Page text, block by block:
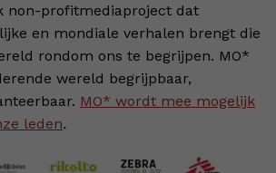
non-profitmediaproject dat
en mondiale verhalen brengt die
rondom ons te begrijpen. MO*
wereld begrijpbaar,
MO* wordt mee mogelijk
leden.